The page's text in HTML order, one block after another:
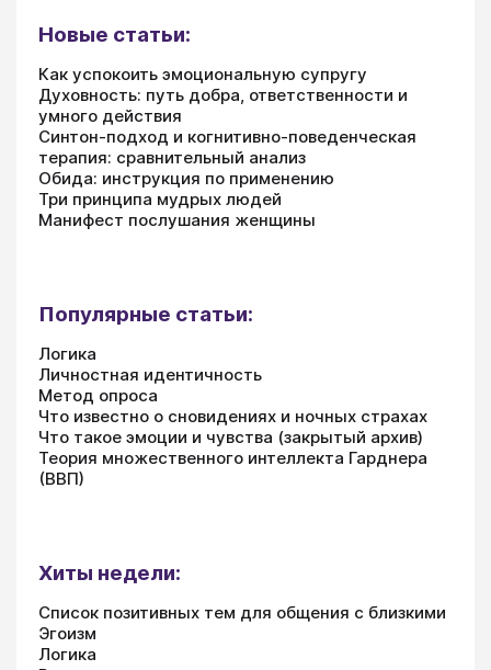
Новые статьи:
Как успокоить эмоциональную супругу
Духовность: путь добра, ответственности и
умного действия
Синтон-подход и когнитивно-поведенческая
терапия: сравнительный анализ
Обида: инструкция по применению
Три принципа мудрых людей
Манифест послушания женщины
Популярные статьи:
Логика
Личностная идентичность
Метод опроса
Что известно о сновидениях и ночных страхах
Что такое эмоции и чувства (закрытый архив)
Теория множественного интеллекта Гарднера
(ВВП)
Хиты недели:
Список позитивных тем для общения с близкими
Эгоизм
Логика